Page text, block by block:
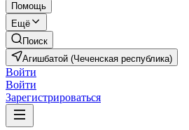
Помощь
Ещё
Поиск
Агишбатой (Чеченская республика)
Войти
Войти
Зарегистрироваться